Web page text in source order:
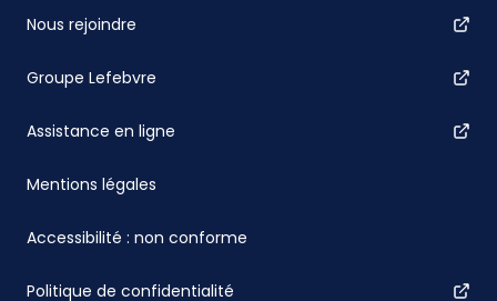
Nous rejoindre
Groupe Lefebvre
Assistance en ligne
Mentions légales
Accessibilité : non conforme
Politique de confidentialité